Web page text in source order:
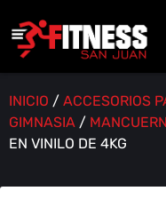
INICIO / ACCESORIOS
GIMNASIA /
EN VINILO DE 4KG